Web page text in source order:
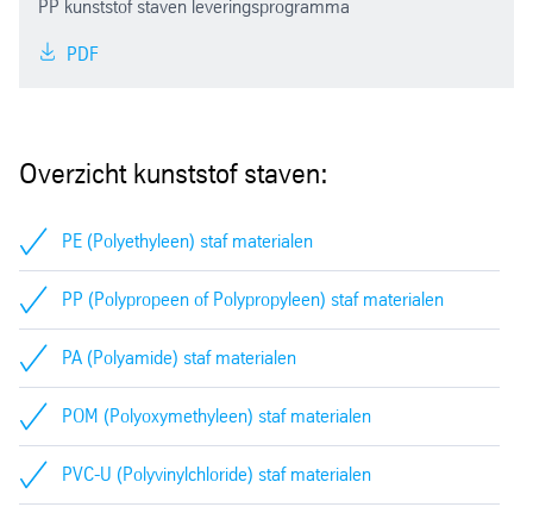
PP kunststof staven leveringsprogramma
PDF
Overzicht kunststof staven:
PE (Polyethyleen) staf materialen
PP (Polypropeen of Polypropyleen) staf materialen
PA (Polyamide) staf materialen
POM (Polyoxymethyleen) staf materialen
PVC-U (Polyvinylchloride) staf materialen